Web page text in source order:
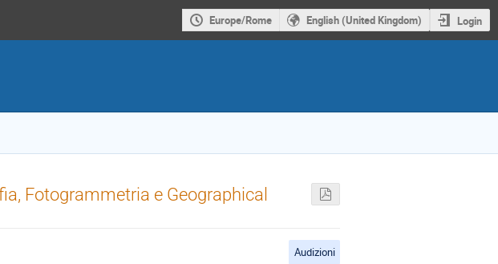
Europe/Rome English (United Kingdom) Login
Fotogrammetria e Geographical
Audizioni